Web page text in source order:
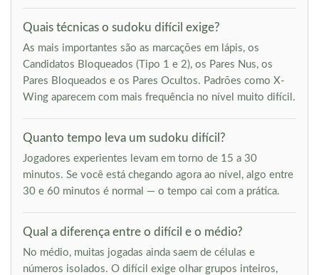
Quais técnicas o sudoku difícil exige?
As mais importantes são as marcações em lápis, os
Candidatos Bloqueados (Tipo 1 e 2), os Pares Nus, os
Pares Bloqueados e os Pares Ocultos. Padrões como X-
Wing aparecem com mais frequência no nível muito difícil.
Quanto tempo leva um sudoku difícil?
Jogadores experientes levam em torno de 15 a 30
minutos. Se você está chegando agora ao nível, algo entre
30 e 60 minutos é normal — o tempo cai com a prática.
Qual a diferença entre o difícil e o médio?
No médio, muitas jogadas ainda saem de células e
números isolados. O difícil exige olhar grupos inteiros,